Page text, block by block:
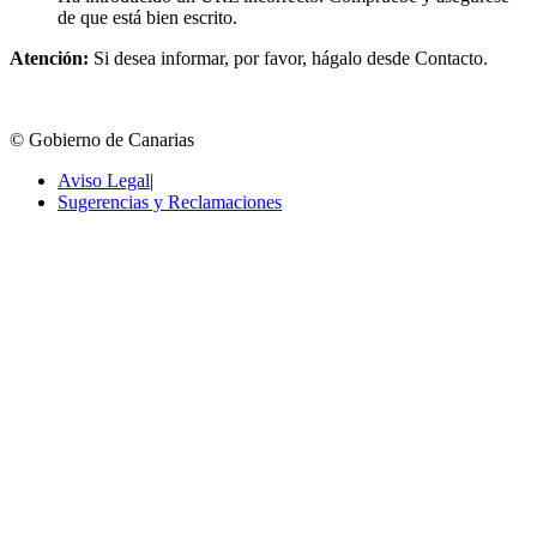
de que está bien escrito.
Atención: Si desea informar, por favor, hágalo desde Contacto.
© Gobierno de Canarias
Aviso Legal|
Sugerencias y Reclamaciones